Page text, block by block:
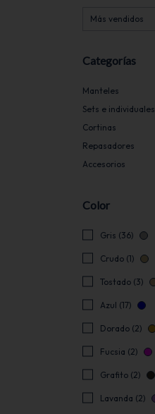
Categorías
Manteles
Sets e individuales
Cortinas
Repasadores
Accesorios
Color
Gris (36)
Crudo (1)
Tostado (3)
Azul (17)
Dorado (2)
Fucsia (2)
Grafito (2)
Lavanda (2)